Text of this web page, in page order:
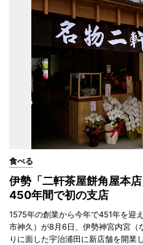
食べる
伊勢「二軒茶屋餅角屋本
450年間で初の支店
1575年の創業から今年で451年を迎
市神久）が8月6日、伊勢神宮内宮（
りに面した宇治浦田に新店舗を開業し